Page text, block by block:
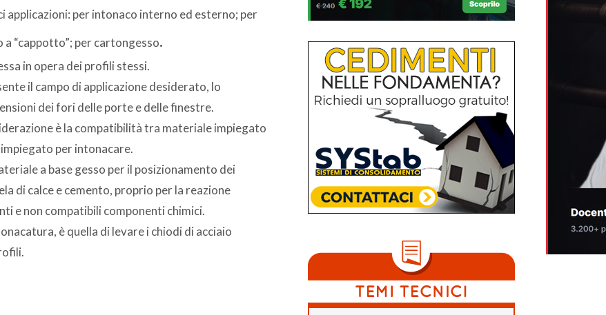
per intonaco interno ed esterno; per
“cappotto”; per cartongesso.
in opera dei profili stessi.
il campo di applicazione desiderato, lo
dei fori delle porte e delle finestre.
è la compatibilità tra materiale impiegato
per intonacare.
a base gesso per il posizionamento dei
di calce e cemento, proprio per la reazione
e non compatibili componenti chimici.
è quella di levare i chiodi di acciaio